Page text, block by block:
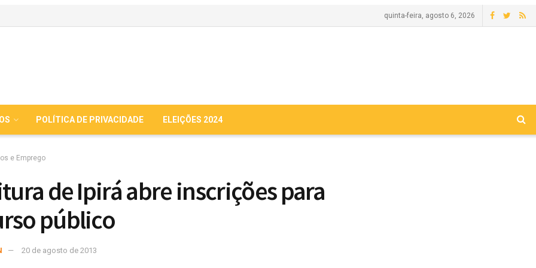
quinta-feira, agosto 6, 2026
POLÍTICA DE PRIVACIDADE ELEIÇÕES 2024
e Emprego
de Ipirá abre inscrições para
público
20 de agosto de 2013